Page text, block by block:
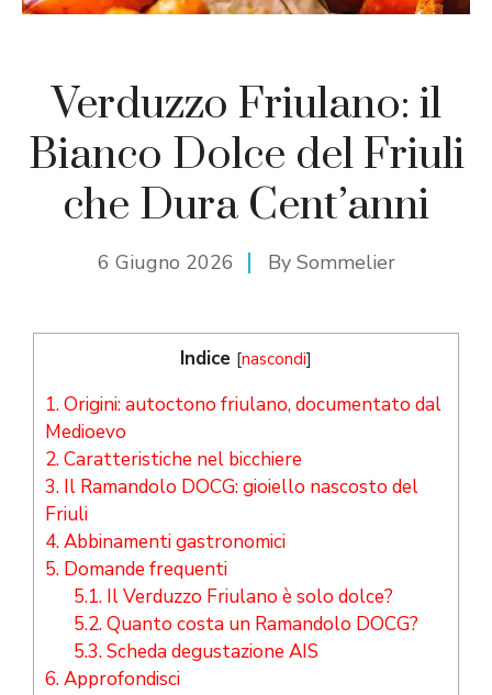
Verduzzo Friulano: il
Bianco Dolce del Friuli
che Dura Cent’anni
6 Giugno 2026 By Sommelier
Indice [nascondi]
1.Origini: autoctono friulano, documentato dal
Medioevo
2.Caratteristiche nel bicchiere
3. Il Ramandolo DOCG: gioiello nascosto del
Friuli
4.Abbinamenti gastronomici
5. Domande frequenti
5.1.Il Verduzzo Friulano è solo dolce?
5.2.Quanto costa un Ramandolo DOCG?
5.3.Scheda degustazione AIS
6.Approfondisci